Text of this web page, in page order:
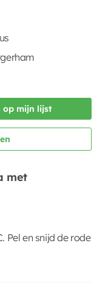
op mijn lijst
met
Pel en snijd de rode